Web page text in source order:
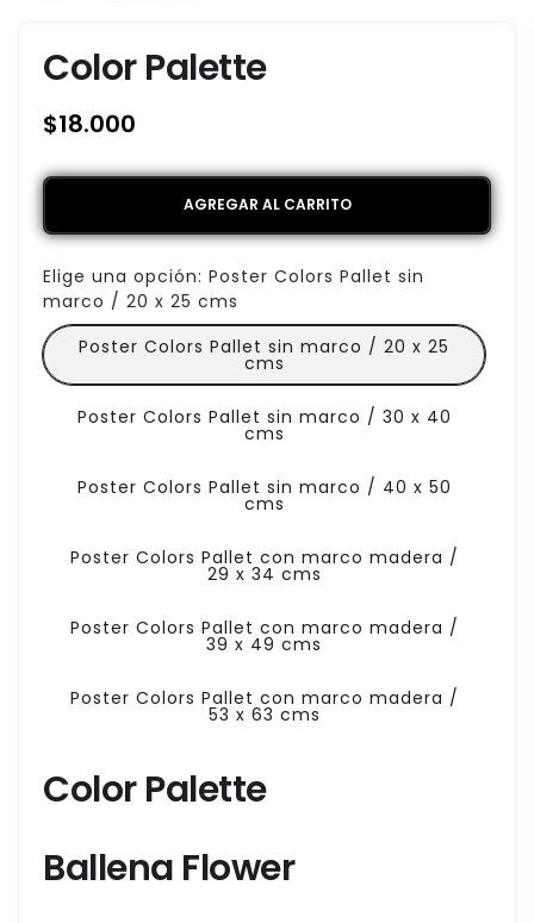
Color Palette
Precio
$18.000
AGREGAR AL CARRITO
Elige una opción: Poster Colors Pallet sin
marco / 20 x 25 cms
Poster Colors Pallet sin marco / 20 x 25
cms
Poster Colors Pallet sin marco / 30 x 40
cms
Poster Colors Pallet sin marco / 40 x 50
cms
Poster Colors Pallet con marco madera /
29 x 34 cms
Poster Colors Pallet con marco madera /
39 x 49 cms
Poster Colors Pallet con marco madera /
53 x 63 cms
Color Palette
Ballena Flower